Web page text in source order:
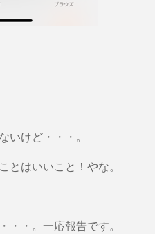
いけど・・・。
とはいいこと！やな。
・・。一応報告です。